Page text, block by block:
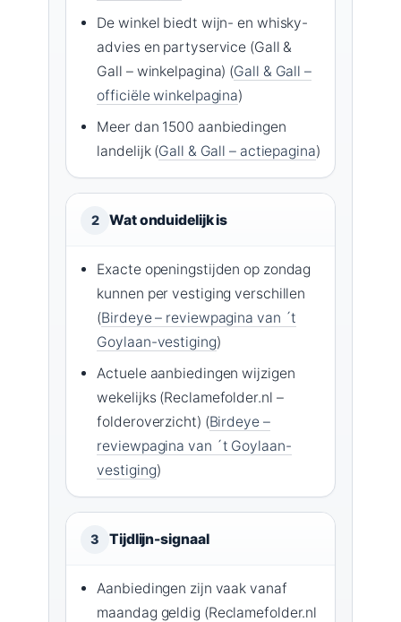
De winkel biedt wijn- en whisky-
advies en partyservice (Gall &
Gall – winkelpagina) (Gall & Gall –
officiële winkelpagina)
Meer dan 1500 aanbiedingen
landelijk (Gall & Gall – actiepagina)
2 Wat onduidelijk is
Exacte openingstijden op zondag
kunnen per vestiging verschillen
(Birdeye – reviewpagina van ´t
Goylaan-vestiging)
Actuele aanbiedingen wijzigen
wekelijks (Reclamefolder.nl –
folderoverzicht) (Birdeye –
reviewpagina van ´t Goylaan-
vestiging)
3 Tijdlijn-signaal
Aanbiedingen zijn vaak vanaf
maandag geldig (Reclamefolder.nl